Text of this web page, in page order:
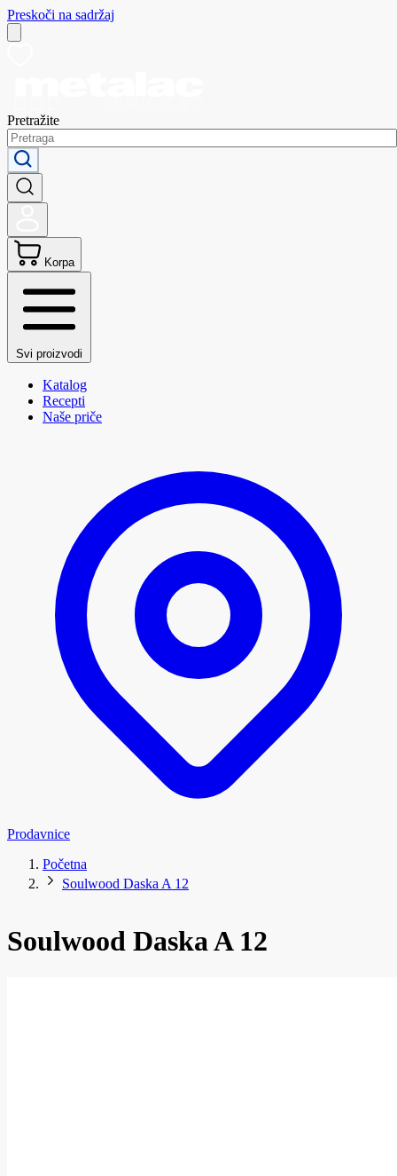
Preskoči na sadržaj
Pretražite
Korpa
Svi proizvodi
Katalog
Recepti
Naše priče
Prodavnice
Početna
Soulwood Daska A 12
Soulwood Daska A 12